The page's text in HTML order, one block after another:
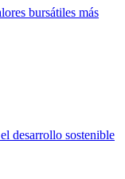
bursátiles más
desarrollo sostenible